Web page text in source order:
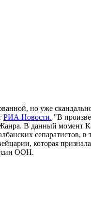
но уже
РИА Новости. "В
В данный момент
сепаратистов, в
которая признала
ООН.